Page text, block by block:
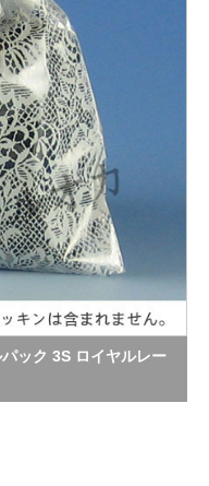
ック 3S ロイヤルレー